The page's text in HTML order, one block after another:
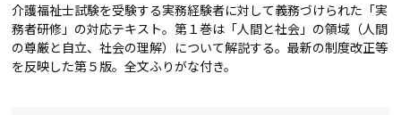
介護福祉士試験を受験する実務経験者に対して義務づけられた「実
務者研修」の対応テキスト。第１巻は「人間と社会」の領域（人間
の尊厳と自立、社会の理解）について解説する。最新の制度改正等
を反映した第５版。全文ふりがな付き。